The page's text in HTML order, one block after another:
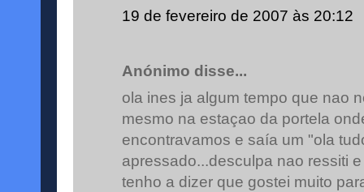
19 de fevereiro de 2007 às 20:12
Anónimo disse...
ola ines ja algum tempo que nao
mesmo na estaçao da portela
encontravamos e saía um "ola
apressado...desculpa nao ressiti
tenho a dizer que gostei muito